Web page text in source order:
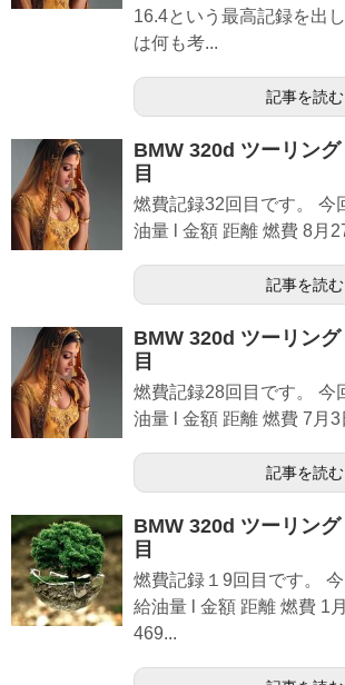
16.4という最高記録を出
は何も考...
記事を読む
BMW 320d ツーリング
目
燃費記録32回目です。 今
油量 l 金額 距離 燃費 8月
記事を読む
BMW 320d ツーリング
目
燃費記録28回目です。 今
油量 l 金額 距離 燃費 7月
記事を読む
BMW 320d ツーリング
目
燃費記録１9回目です。
給油量 l 金額 距離 燃費 1
469...